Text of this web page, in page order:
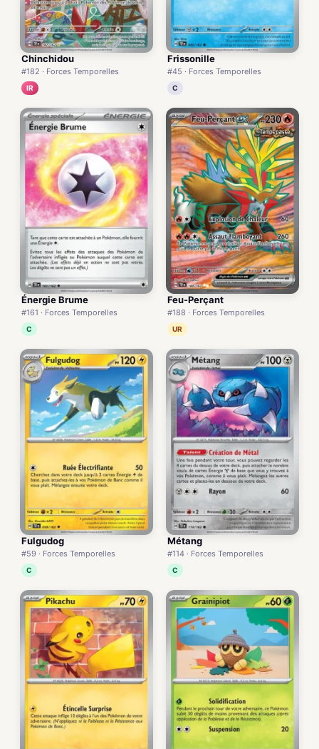
Chinchidou
#182 · Forces Temporelles
IR
Frissonille
#45 · Forces Temporelles
C
Énergie Brume
#161 · Forces Temporelles
C
Feu-Perçant
#188 · Forces Temporelles
UR
Fulgudog
#59 · Forces Temporelles
C
Métang
#114 · Forces Temporelles
C